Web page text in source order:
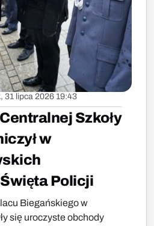
31 lipca 2026 19:43
Szkoły
w
Policji
Biegańskiego w
się uroczyste obchody